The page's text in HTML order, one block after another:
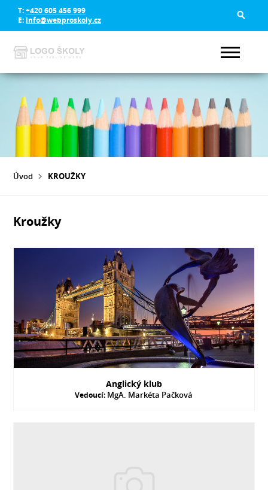
T:+420 605 456 999
E: info@webproskoly.cz
Úvod KROUŽKY
Kroužky
Anglický klub
Vedoucí: MgA. Markéta Pačková